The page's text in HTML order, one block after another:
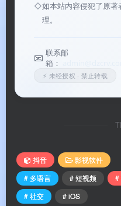
✅智能推荐算法：
✅创作门槛极低 ：
剪辑工具，让每个
✅ 实时直播互动
◇如本站内容侵犯了原
理。
📧 联系邮
箱：
⚡ 未经授权 · 禁止转载
抖音
影视软件
# 多语言
# 短视频 #
# 社交
# iOS